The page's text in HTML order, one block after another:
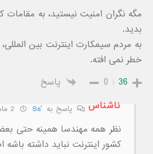
مگه نگران امنیت نیستید، به
بدید.
به مردم سیمکارت اینترنت بین
خطر نمی افته.
36
0
پاسخ
ناشناس
پاسخ به
ُSs
نظر همه مهندسا همینه حتی
کشور اینترنت نباید داشته باشه